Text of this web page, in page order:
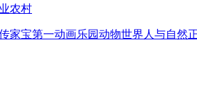
农村
家宝第一动画乐园动物世界 人与自然